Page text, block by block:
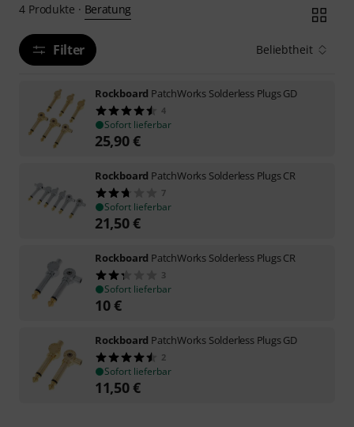
4 Produkte · Beratung
Filter Beliebtheit
Rockboard PatchWorks Solderless Plugs GD
4
Sofort lieferbar
25,90€
Rockboard PatchWorks Solderless Plugs CR
7
Sofort lieferbar
21,50€
Rockboard PatchWorks Solderless Plugs CR
3
Sofort lieferbar
10€
Rockboard PatchWorks Solderless Plugs GD
2
Sofort lieferbar
11,50€